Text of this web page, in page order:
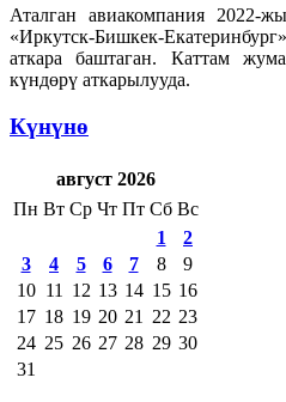
Аталган авиакомпания 2022-
«Иркутск-Бишкек-
аткара баштаган. Каттам
күндөрү аткарылууда.
Күнүнө
август 2026
Пн Вт Ср Чт Пт Сб Вс
1
2
3
4 5 6 7 8
9
10 11 12 13 14 15 16
17 18 19 20 21 22 23
24 25 26 27 28 29 30
31